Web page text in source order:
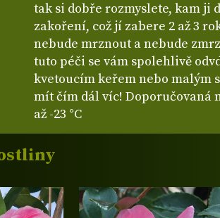
tak si dobře rozmyslete, kam ji
zakoření, což jí zabere 2 až 3
nebude mrznout a nebude
tuto péči se vám spolehlivě
kvetoucím keřem nebo malým
mít čím dál víc! Doporučovaná
až -23 °C